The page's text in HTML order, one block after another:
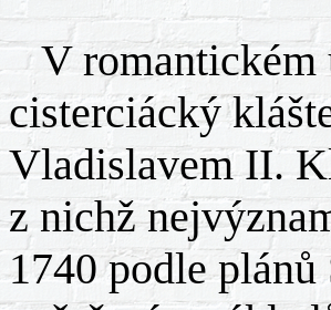
V romantickém
cisterciácký
Vladislavem II.
z nichž
1740 podle